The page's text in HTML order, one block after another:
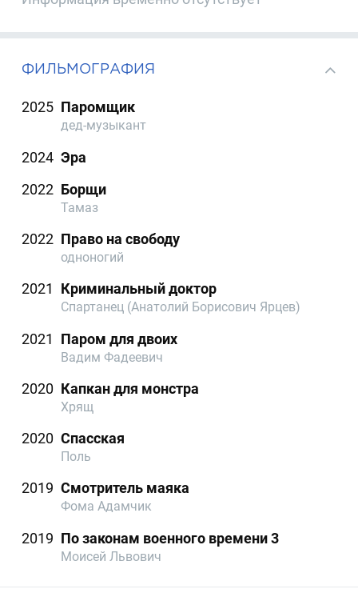
ФИЛЬМОГРАФИЯ
2025 Паромщик
дед-музыкант
2024 Эра
2022 Борщи
Тамаз
2022 Право на свободу
одноногий
2021 Криминальный доктор
Спартанец (Анатолий Борисович Ярцев)
2021 Паром для двоих
Вадим Фадеевич
2020 Капкан для монстра
Хрящ
2020 Спасская
Поль
2019 Смотритель маяка
Фома Адамчик
2019 По законам военного времени 3
Моисей Львович